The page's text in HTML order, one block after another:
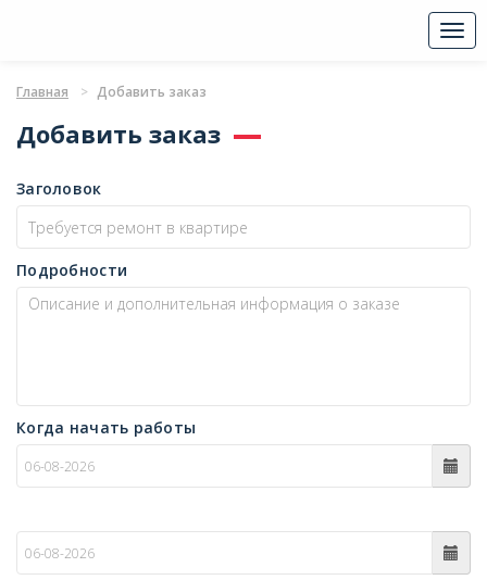
Главная Добавить заказ
Добавить заказ
Заголовок
Подробности
Когда начать работы
c
по